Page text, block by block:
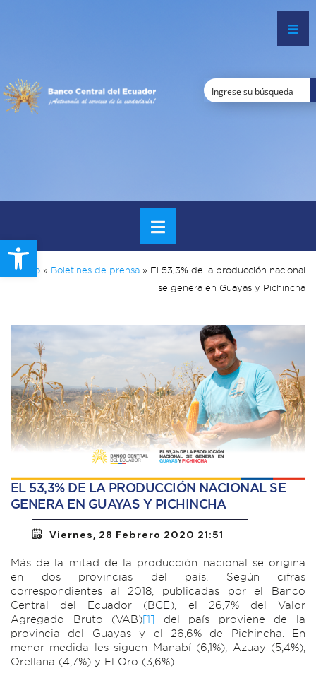
Open toolbar
Inicio » Boletines de prensa » El 53,3% de la producción nacional
se genera en Guayas y Pichincha
EL 53,3% DE LA PRODUCCIÓN NACIONAL SE
GENERA EN GUAYAS Y PICHINCHA
Viernes, 28 Febrero 2020 21:51
Más de la mitad de la producción nacional se origina
en dos provincias del país. Según cifras
correspondientes al 2018, publicadas por el Banco
Central del Ecuador (BCE), el 26,7% del Valor
Agregado Bruto (VAB)[1] del país proviene de la
provincia del Guayas y el 26,6% de Pichincha. En
menor medida les siguen Manabí (6,1%), Azuay (5,4%),
Orellana (4,7%) y El Oro (3,6%).